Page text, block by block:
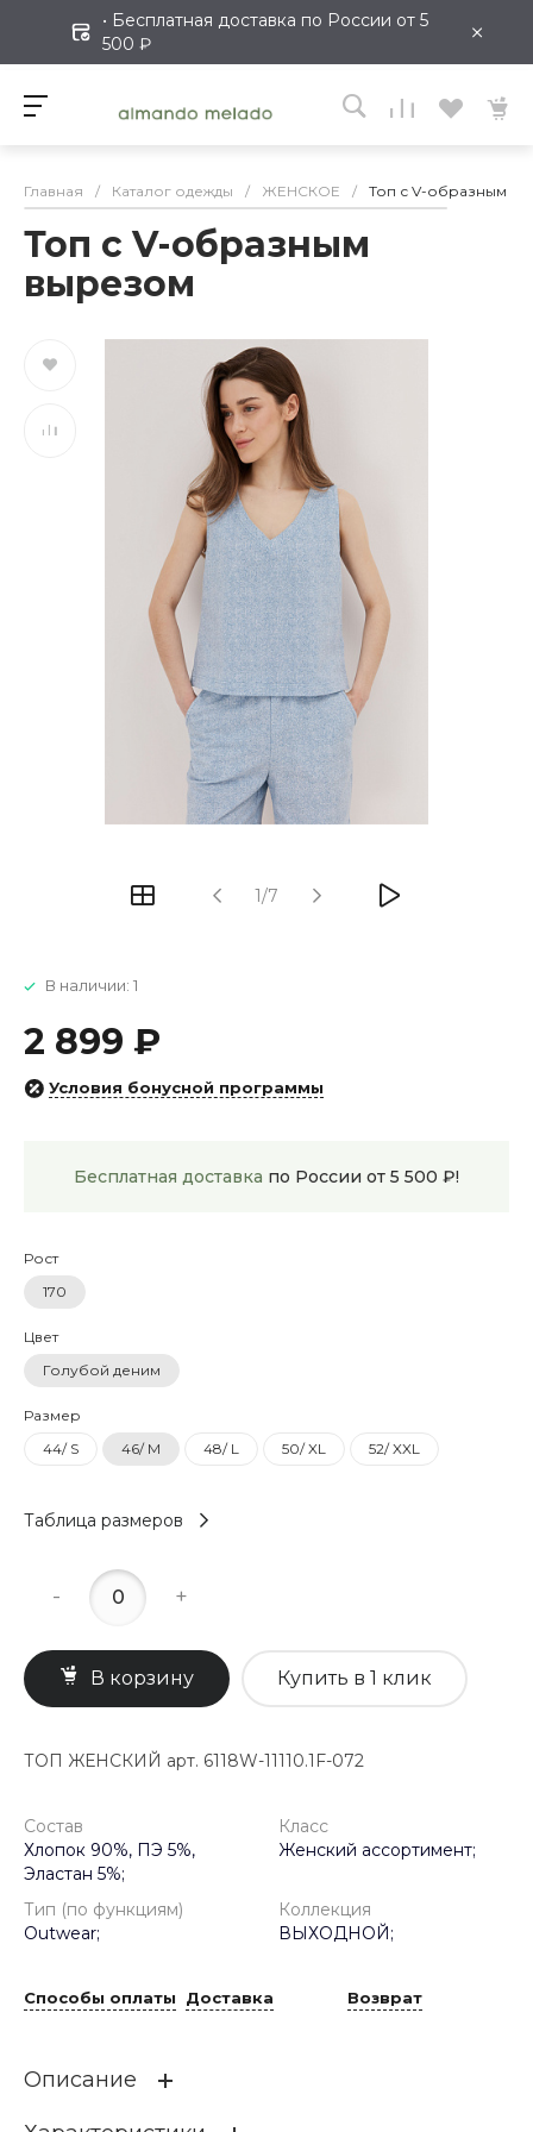
• Бесплатная доставка по России от 5
500 ₽
×
Главная / Каталог одежды / ЖЕНСКОЕ / Топ с V-образным
Топ с V-образным
вырезом
1/7
В наличии: 1
2 899 ₽
Условия бонусной программы
Бесплатная доставка по России от 5 500 ₽!
Рост
170
Цвет
Голубой деним
Размер
44/ S
46/ M 48/ L 50/ XL 52/ XXL
Таблица размеров
- +
В корзину Купить в 1 клик
ТОП ЖЕНСКИЙ арт. 6118W-11110.1F-072
Состав
Хлопок 90%, ПЭ 5%,
Эластан 5%;
Класс
Женский ассортимент;
Тип (по функциям)
Outwear;
Коллекция
ВЫХОДНОЙ;
Способы оплаты Доставка Возврат
Описание